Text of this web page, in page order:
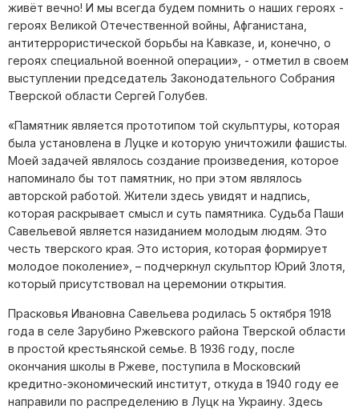
живёт вечно! И мы всегда будем помнить о наших героях -
героях Великой Отечественной войны, Афганистана,
антитеррористической борьбы на Кавказе, и, конечно, о
героях специальной военной операции», - отметил в своем
выступлении председатель Законодательного Собрания
Тверской области Сергей Голубев.
«Памятник является прототипом той скульптуры, которая
была установлена в Луцке и которую уничтожили фашисты.
Моей задачей являлось создание произведения, которое
напоминало бы тот памятник, но при этом являлось
авторской работой. Жители здесь увидят и надпись,
которая раскрывает смысл и суть памятника. Судьба Паши
Савельевой является назиданием молодым людям. Это
честь тверского края. Это история, которая формирует
молодое поколение», – подчеркнул скульптор Юрий Злотя,
который присутствовал на церемонии открытия.
Прасковья Ивановна Савельева родилась 5 октября 1918
года в селе Зарубино Ржевского района Тверской области
в простой крестьянской семье. В 1936 году, после
окончания школы в Ржеве, поступила в Московский
кредитно-экономический институт, откуда в 1940 году ее
направили по распределению в Луцк на Украину. Здесь